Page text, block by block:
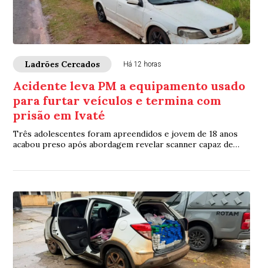
Ladrões Cercados Há 12 horas
Acidente leva PM a equipamento usado
para furtar veículos e termina com
prisão em Ivaté
Três adolescentes foram apreendidos e jovem de 18 anos
acabou preso após abordagem revelar scanner capaz de